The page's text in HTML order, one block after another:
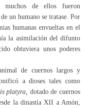
muchos de ellos fueron
un humano se tratase. Por
humanas envueltas en el
la asimilación del difunto
obtuviera unos poderes
de cuernos largos y
a dioses tales como
platyra, dotado de cuernos
la dinastía XII a Amón,